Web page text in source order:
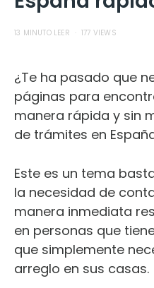
13 MINUTO LEER 177 VIEWS
¿Te ha pasado que
páginas para
manera rápida y sin
de trámites en
Este es un tema
la necesidad de
manera inmediata
en personas que
que simplemente
arreglo en sus casas.